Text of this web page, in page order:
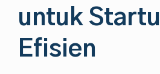
untuk
Efisien